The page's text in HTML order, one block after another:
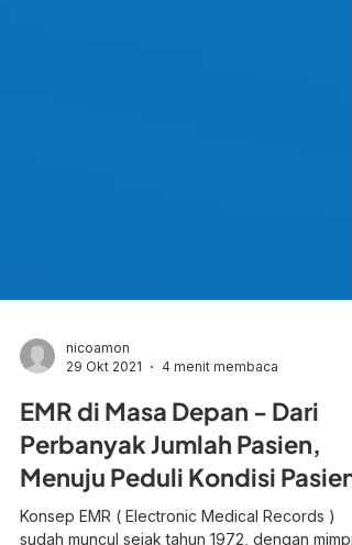
29 Okt 2021
4 menit membaca
EMR di Masa Depan - Dari
Perbanyak Jumlah Pasien,
Menuju Peduli Kondisi Pasien